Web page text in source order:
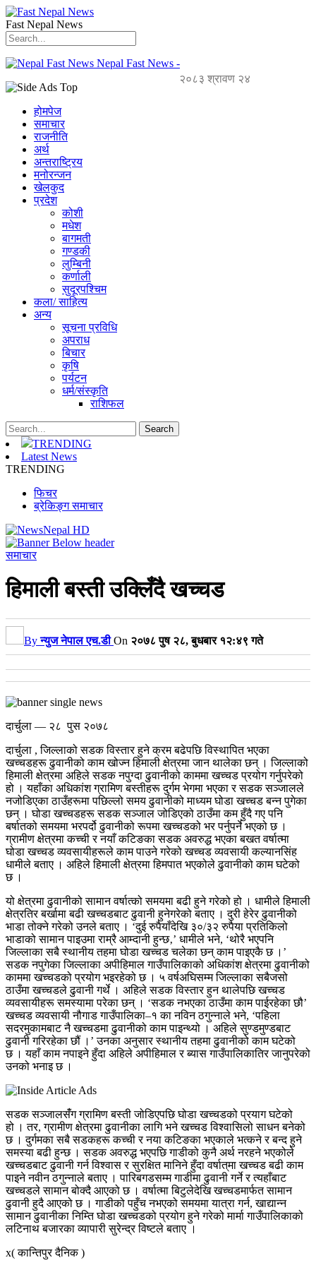
Fast Nepal News
Nepal Fast News -
२०८३ श्रावण २४
होमपेज
समाचार
राजनीति
अर्थ
अन्तराष्ट्रिय
मनोरन्जन
खेलकुद
प्रदेश
कोशी
मधेश
बागमती
गण्डकी
लुम्बिनी
कर्णाली
सुदूरपश्चिम
कला/ साहित्य
अन्य
सूचना प्रविधि
अपराध
बिचार
कृषि
पर्यटन
धर्म/संस्कृति
राशिफल
TRENDING
Latest News
TRENDING
फिचर
ब्रेकिङ्ग समाचार
समाचार
हिमाली बस्ती उक्लिँदै खच्चड
Byन्युज नेपाल एच.डी On २०७८ पुष २८, बुधबार १२:४९ गते
दार्चुला — २८ पुस २०७८
दार्चुला , जिल्लाको सडक विस्तार हुने क्रम बढेपछि विस्थापित भएका
खच्चडहरू ढुवानीको काम खोज्न हिमाली क्षेत्रमा जान थालेका छन् । जिल्लाको
हिमाली क्षेत्रमा अहिले सडक नपुग्दा ढुवानीको काममा खच्चड प्रयोग गर्नुपरेको
हो ।यहाँका अधिकांश ग्रामिण बस्तीहरू दुर्गम भेगमा भएका र सडक सञ्जालले
नजोडिएका ठाउँहरूमा पछिल्लो समय ढुवानीको माध्यम घोडा खच्चड बन्न पुगेका
छन् । घोडा खच्चडहरू सडक सञ्जाल जोडिएको ठाउँमा कम हुँदै गए पनि
बर्षातको समयमा भरपर्दो ढुवानीको रूपमा खच्चडको भर पर्नुपर्ने भएको छ ।
ग्रामीण क्षेत्रमा कच्ची र नयाँ कटिङका सडक अवरुद्ध भएका बखत वर्षात्मा
घोडा खच्चड व्यवसायीहरूले काम पाउने गरेको खच्चड व्यवसायी कल्यानसिंह
धामीले बताए । अहिले हिमाली क्षेत्रमा हिमपात भएकोले ढुवानीको काम घटेको
छ ।
यो क्षेत्रमा ढुवानीको सामान वर्षात्को समयमा बढी हुने गरेको हो । धामीले हिमाली
क्षेत्रतिर बर्खामा बढी खच्चडबाट ढुवानी हुनेगरेको बताए । दुरी हेरेर ढुवानीको
भाडा तोक्ने गरेको उनले बताए । ‘दुई रुपैयाँदेखि ३०/३२ रुपैया प्रतिकिलो
भाडाको सामान पाइउमा राम्रै आम्दानी हुन्छ‚’ धामीले भने, ‘थोरै भएपनि
जिल्लाका सबै स्थानीय तहमा घोडा खच्चड चलेका छन् काम पाइएकै छ ।’
सडक नपुगेका जिल्लाका अपीहिमाल गाउँपालिकाको अधिकांश क्षेत्रमा ढुवानीको
काममा खच्चडको प्रयोग भइरहेको छ । ५ वर्षअघिसम्म जिल्लाका सबैजसो
ठाउँमा खच्चडले ढुवानी गर्थे । अहिले सडक विस्तार हुन थालेपछि खच्चड
व्यवसायीहरू समस्यामा परेका छन् । ‘सडक नभएका ठाउँमा काम पाईरहेका छौ’
खच्चड व्यवसायी नौगाड गाउँपालिका–१ का नविन ठगुन्नाले भने, ‘पहिला
सदरमुकामबाट नै खच्चडमा ढुवानीको काम पाइन्थ्यो । अहिले सुण्डमुण्डबाट
ढुवानी गरिरहेका छौं ।’ उनका अनुसार स्थानीय तहमा ढुवानीको काम घटेको
छ । यहाँ काम नपाइने हुँदा अहिले अपीहिमाल र ब्यास गाउँपालिकातिर जानुपरेको
उनको भनाइ छ ।
सडक सञ्जालसँंग ग्रामिण बस्ती जोडिएपछि घोडा खच्चडको प्रयाग घटेको
हो । तर, ग्रामीण क्षेत्रमा ढुवानीका लागि भने खच्चड विश्वासिलो साधन बनेको
छ । दुर्गमका सबै सडकहरू कच्ची र नया कटिङका भएकाले भत्कने र बन्द हुने
समस्या बढी हुन्छ । सडक अवरुद्ध भएपछि गाडीको कुनै अर्थ नरहने भएकोले
खच्चडबाट ढुवानी गर्न विश्वास र सुरक्षित मानिने हुँदा वर्षात्‌मा खच्चड बढी काम
पाइने नवीन ठगुन्नाले बताए ।पारिबगडसम्म गाडीमा ढुवानी गर्ने र त्यहाँबाट
खच्चडले सामान बोक्दै आएको छ । वर्षात्मा बिटुलेदेखि खच्चडमार्फत सामान
ढुवानी हुदै आएको छ । गाडीको पहुँच नभएको समयमा यात्रा गर्न, खाद्यान्न
सामान ढुवानीका निम्ति घोडा खच्चडको प्रयोग हुने गरेको मार्मा गाउँपालिकाको
लटिनाथ बजारका व्यापारी सुरेन्द्र विष्टले बताए ।
x( कान्तिपुर दैनिक )